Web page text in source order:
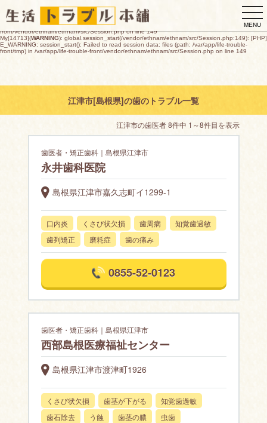
E_WARNING: session_start(): open(/var/app/life-trouble-
front/tmp/sess_1b1ce2fa396ad958fb31cea95f919e8ad725cce569e6e17e3294e3c18059cc79,
O_RDWR) failed: デバイスに空き領域がありません (28) in /var/app/life-trouble-
front/vendor/ethnam/ethnam/src/Session.php on line 149
My[14713](WARNING): global.session_start(/vendor/ethnam/ethnam/src/Session.php:149): [PHP]
E_WARNING: session_start(): Failed to read session data: files (path: /var/app/life-trouble-
front/tmp) in /var/app/life-trouble-front/vendor/ethnam/ethnam/src/Session.php on line 149
MENU
江津市[島根県]の歯のトラブル一覧
江津市の歯医者 8件中 1～8件目を表示
歯医者・矯正歯科｜島根県江津市
永井歯科医院
島根県江津市嘉久志町イ1299-1
口内炎 くさび状欠損 歯周病
知覚歯過敏
歯列矯正
磨耗症 歯の痛み
0855-52-0123
歯医者・矯正歯科｜島根県江津市
西部島根医療福祉センター
島根県江津市渡津町1926
くさび状欠損 歯茎が下がる
知覚歯過敏
歯石除去
う蝕 歯茎の膿 虫歯